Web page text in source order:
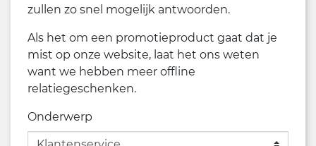
zullen zo snel mogelijk antwoorden.
Als het om een promotieproduct gaat dat je
mist op onze website, laat het ons weten
want we hebben meer offline
relatiegeschenken.
Onderwerp